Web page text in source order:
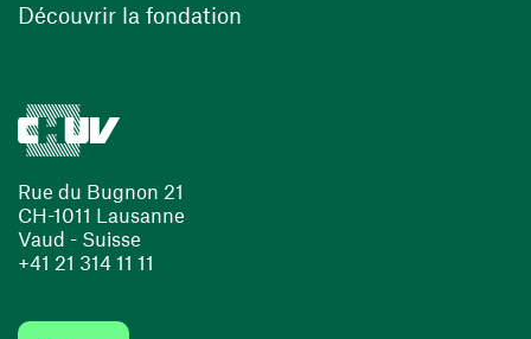
Rue du Bugnon 21
CH-1011 Lausanne
Vaud - Suisse
+41 21 314 11 11
Découvrir la fondation